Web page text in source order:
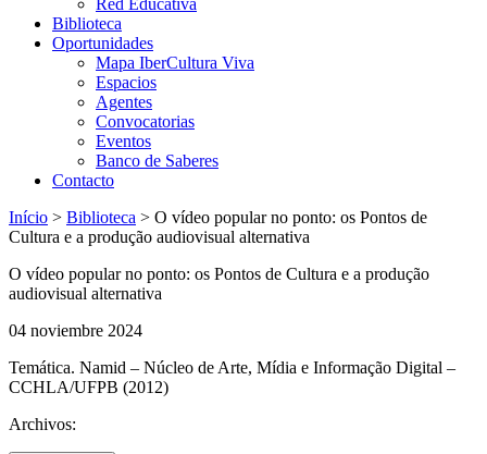
Red Educativa
Biblioteca
Oportunidades
Mapa IberCultura Viva
Espacios
Agentes
Convocatorias
Eventos
Banco de Saberes
Contacto
Início > Biblioteca > O vídeo popular no ponto: os Pontos de
Cultura e a produção audiovisual alternativa
O vídeo popular no ponto: os Pontos de Cultura e a produção
audiovisual alternativa
04 noviembre 2024
Temática. Namid – Núcleo de Arte, Mídia e Informação Digital –
CCHLA/UFPB (2012)
Archivos: